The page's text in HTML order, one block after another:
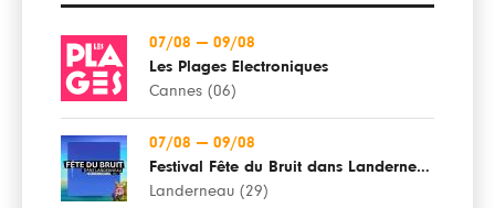
07/08 — 09/08
Les Plages Electroniques
Cannes (06)
07/08 — 09/08
Festival Fête du Bruit dans Landerneau
Landerneau (29)